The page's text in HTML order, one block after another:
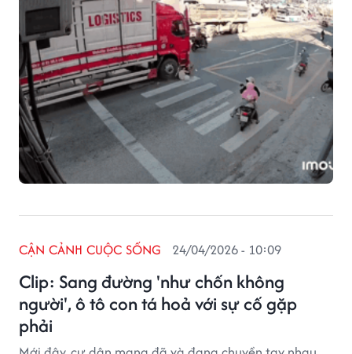
Clip: Sang đường 'như chốn không
người', ô tô con tá hoả với sự cố gặp
phải
CẬN CẢNH CUỘC SỐNG 24/04/2026 - 10:09